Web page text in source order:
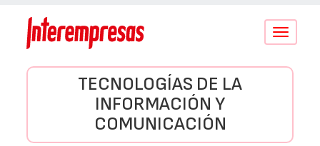
Conmutar
TECNOLOGÍAS DE LA
INFORMACIÓN Y
COMUNICACIÓN